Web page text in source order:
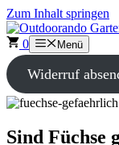
Zum Inhalt springen
0 Menü
Widerruf
Sind Füchse